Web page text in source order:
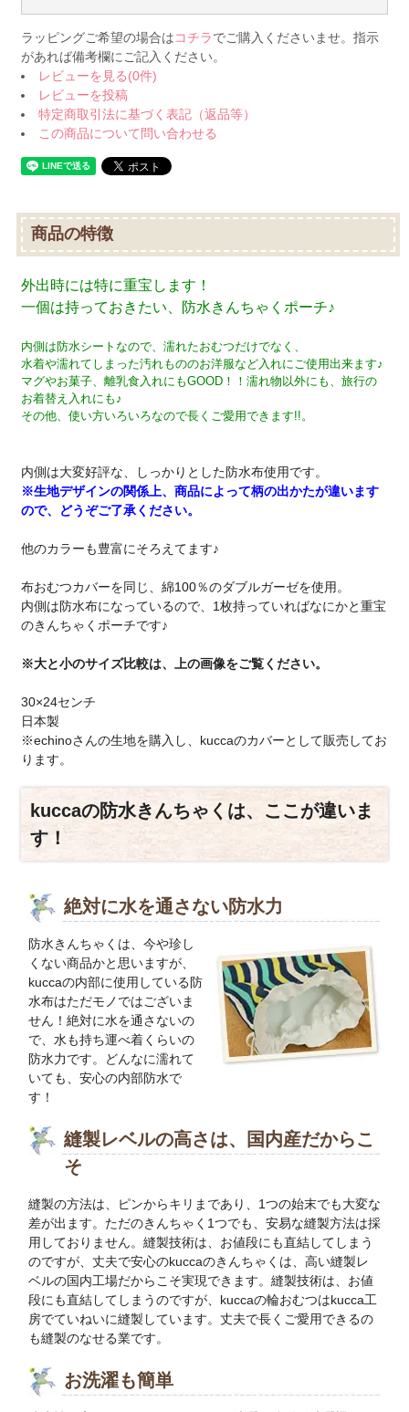
ラッピングご希望の場合はコチラでご購入くださいませ。指示
があれば備考欄にご記入ください。
レビューを見る(0件)
レビューを投稿
特定商取引法に基づく表記（返品等）
この商品について問い合わせる
商品の特徴
外出時には特に重宝します！
一個は持っておきたい、防水きんちゃくポーチ♪
内側は防水シートなので、濡れたおむつだけでなく、
水着や濡れてしまった汚れもののお洋服など入れにご使用出来ます♪
マグやお菓子、離乳食入れにもGOOD！！濡れ物以外にも、旅行の
お着替え入れにも♪
その他、使い方いろいろなので長くご愛用できます!!。
内側は大変好評な、しっかりとした防水布使用です。
※生地デザインの関係上、商品によって柄の出かたが違います
ので、どうぞご了承ください。
他のカラーも豊富にそろえてます♪
布おむつカバーを同じ、綿100％のダブルガーゼを使用。
内側は防水布になっているので、1枚持っていればなにかと重宝
のきんちゃくポーチです♪
※大と小のサイズ比較は、上の画像をご覧ください。
30×24センチ
日本製
※echinoさんの生地を購入し、kuccaのカバーとして販売してお
ります。
kuccaの防水きんちゃくは、ここが違いま
す！
絶対に水を通さない防水力
防水きんちゃくは、今や珍し
くない商品かと思いますが、
kuccaの内部に使用している防
水布はただモノではございま
せん！絶対に水を通さないの
で、水も持ち運べ着くらいの
防水力です。どんなに濡れて
いても、安心の内部防水で
す！
縫製レベルの高さは、国内産だからこ
そ
縫製の方法は、ピンからキリまであり、1つの始末でも大変な
差が出ます。ただのきんちゃく1つでも、安易な縫製方法は採
用しておりません。縫製技術は、お値段にも直結してしまう
のですが、丈夫で安心のkuccaのきんちゃくは、高い縫製レ
ベルの国内工場だからこそ実現できます。縫製技術は、お値
段にも直結してしまうのですが、kuccaの輪おむつはkucca工
房でていねいに縫製しています。丈夫で長くご愛用できるの
も縫製のなせる業です。
お洗濯も簡単